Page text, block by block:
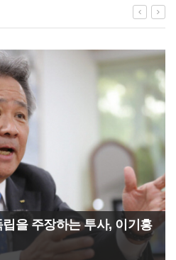
을 주장하는 투사, 이기흥